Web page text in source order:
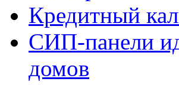
Кредитный
СИП-панели
домов